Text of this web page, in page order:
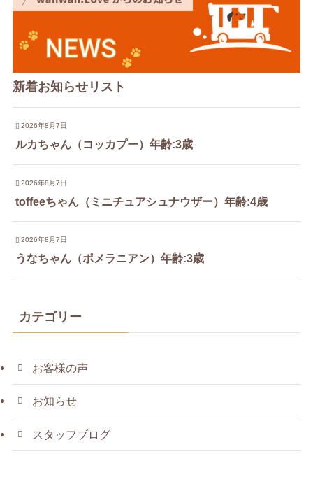
新着お知らせリスト
2026年8月7日
ルカちゃん（コッカプー）年齢:3歳
2026年8月7日
toffeeちゃん（ミニチュアシュナウザー）年齢:4歳
2026年8月7日
うなちゃん（ポメラニアン）年齢:3歳
カテゴリー
お客様の声
お知らせ
スタッフブログ